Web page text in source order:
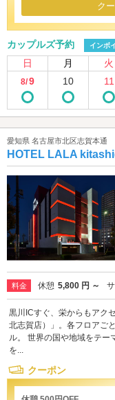
ク
カップルズ予約 インボ
日 月 火
8/9 10 11
愛知県 名古屋市北区志賀本通
HOTEL LALA
料金 休憩 5,800 円 ～
黒川ICすぐ、栄からもアク
北志賀店）」。各フロアご
ル。 世界の国や地域をテー
を...
クーポン